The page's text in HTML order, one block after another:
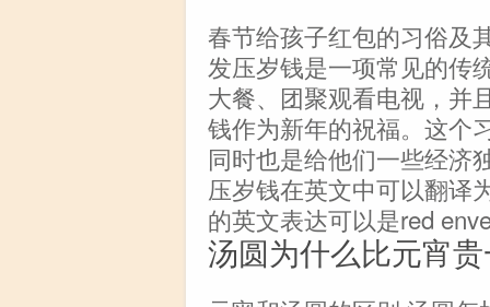
春节给孩子红包的习俗及
发压岁钱是一项常见的传
大餐、团聚观看电视，并
钱作为新年的祝福。这个
同时也是给他们一些经济
压岁钱在英文中可以翻译
的英文表达可以是red
汤圆为什么比元宵